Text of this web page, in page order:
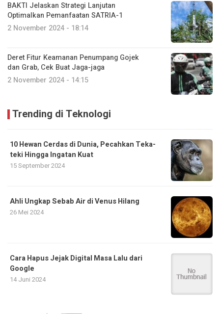
BAKTI Jelaskan Strategi Lanjutan
Optimalkan Pemanfaatan SATRIA-1
2 November 2024 - 18:14
Deret Fitur Keamanan Penumpang Gojek
dan Grab, Cek Buat Jaga-jaga
2 November 2024 - 14:15
Trending di Teknologi
10 Hewan Cerdas di Dunia, Pecahkan Teka-
teki Hingga Ingatan Kuat
15 September 2024
Ahli Ungkap Sebab Air di Venus Hilang
26 Mei 2024
Cara Hapus Jejak Digital Masa Lalu dari
Google
14 Juni 2024